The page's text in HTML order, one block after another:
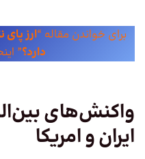
برای خواندن مقاله “ارز
دارد؟”
واکنش‌های
ایران و امریکا